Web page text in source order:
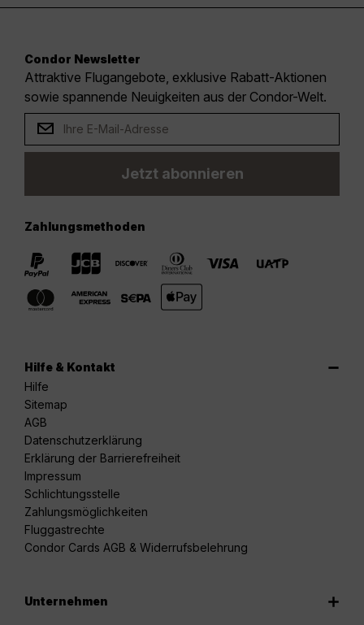
Condor Newsletter
Attraktive Flugangebote, exklusive Rabatt-Aktionen
sowie spannende Neuigkeiten aus der Condor-Welt.
Jetzt abonnieren
Zahlungsmethoden
Hilfe & Kontakt
Hilfe
Sitemap
AGB
Datenschutzerklärung
Erklärung der Barrierefreiheit
Impressum
Schlichtungsstelle
Zahlungsmöglichkeiten
Fluggastrechte
Condor Cards AGB & Widerrufsbelehrung
Unternehmen